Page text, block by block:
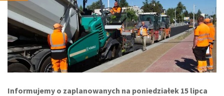
Informujemy o zaplanowanych na poniedziałek 15 lipca